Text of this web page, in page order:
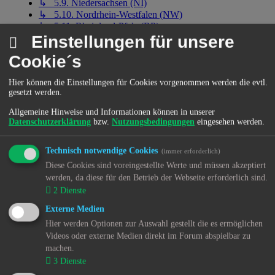
↳ 5.9. Niedersachsen (NI)
↳ 5.10. Nordrhein-Westfalen (NW)
↳ 5.11. Rheinland-Pfalz (RP)
↳ 5.16. Thüringen (TN)
↳ 5.17. Bundesrepublik Deutschland (DE)
6. Medien
↳ 6.1.1. Regionale Nachrichten - Baden-Württemberg
(BW)
↳ 6.1.2. Regionale Nachrichten - Bayern (BY)
↳ 6.1.3. Regionale Nachrichten - Berlin (BE)
↳ 6.1.4. Regionale Nachrichten - Brandenburg (BB)
↳ 6.1.6. Regionale Nachrichten - Hamburg (HH)
↳ 6.1.7. Regionale Nachrichten - Hessen (HE)
↳ 6.1.8. Regionale Nachrichten - Mecklenburg-
Vorpommern (MV)
↳ 6.1.10. Regionale Nachrichten - Nordrhein-
Westfalen (NW)
↳ 6.1.11. Regionale Nachrichten - Rheinland-Pfalz
(RP)
↳ 6.1.12. Regionale Nachrichten - Saarland (SL)
Einstellungen für unsere
Cookie´s
Hier können die Einstellungen für Cookies vorgenommen werden die evtl.
gesetzt werden.
Allgemeine Hinweise und Informationen können in unserer
Datenschutzerklärung bzw. Nutzungsbedingungen eingesehen werden.
Technisch notwendige Cookies (immer erforderlich)
Diese Cookies sind voreingestellte Werte und müssen akzeptiert
werden, da diese für den Betrieb der Webseite erforderlich sind.
2 Dienste
Externe Medien
Hier werden Optionen zur Auswahl gestellt die es ermöglichen
Videos oder externe Medien direkt im Forum abspielbar zu
machen.
3 Dienste